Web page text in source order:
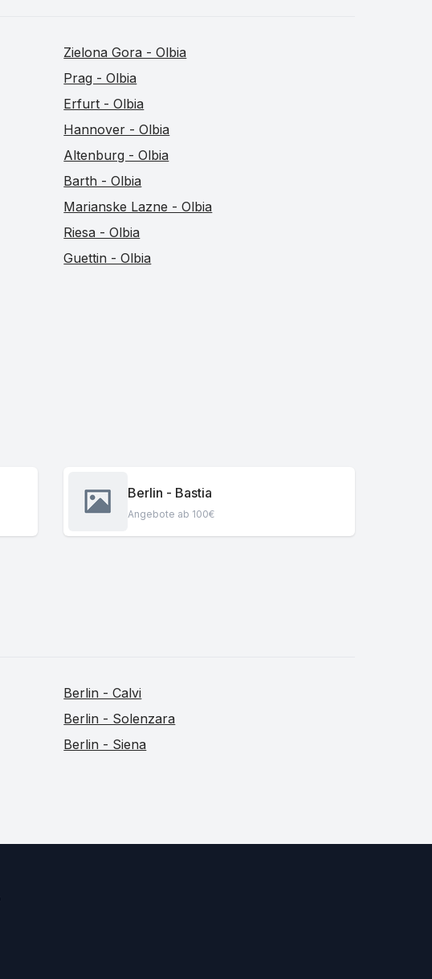
Zielona Gora - Olbia
Prag - Olbia
Erfurt - Olbia
Hannover - Olbia
Altenburg - Olbia
Barth - Olbia
Marianske Lazne - Olbia
Riesa - Olbia
Guettin - Olbia
Berlin - Bastia
Angebote ab 100€
Berlin - Calvi
Berlin - Solenzara
Berlin - Siena